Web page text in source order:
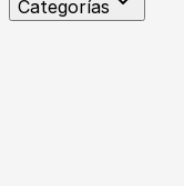
Categorías